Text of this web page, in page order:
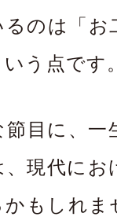
のは「お
う点です
目に、一
現代に
かもしれ